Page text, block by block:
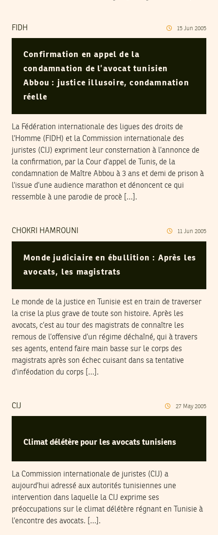
FIDH 15 Jun 2005
Confirmation en appel de la
condamnation de l’avocat tunisien
Abbou : justice illusoire, condamnation
réelle
La Fédération internationale des ligues des droits de
l’Homme (FIDH) et la Commission internationale des
juristes (CIJ) expriment leur consternation à l’annonce de
la confirmation, par la Cour d’appel de Tunis, de la
condamnation de Maître Abbou à 3 ans et demi de prison à
l’issue d’une audience marathon et dénoncent ce qui
ressemble à une parodie de procè […].
CHOKRI HAMROUNI 11 Jun 2005
Monde judiciaire en ébullition : Après les
avocats, les magistrats
Le monde de la justice en Tunisie est en train de traverser
la crise la plus grave de toute son histoire. Après les
avocats, c’est au tour des magistrats de connaître les
remous de l’offensive d’un régime déchaîné, qui à travers
ses agents, entend faire main basse sur le corps des
magistrats après son échec cuisant dans sa tentative
d’inféodation du corps […].
CIJ 27 May 2005
Climat délétère pour les avocats tunisiens
La Commission internationale de juristes (CIJ) a
aujourd’hui adressé aux autorités tunisiennes une
intervention dans laquelle la CIJ exprime ses
préoccupations sur le climat délétère régnant en Tunisie à
l’encontre des avocats. […].